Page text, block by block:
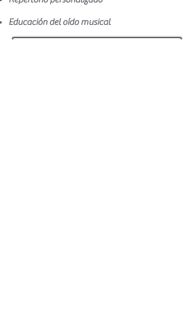
Educación del oído musical